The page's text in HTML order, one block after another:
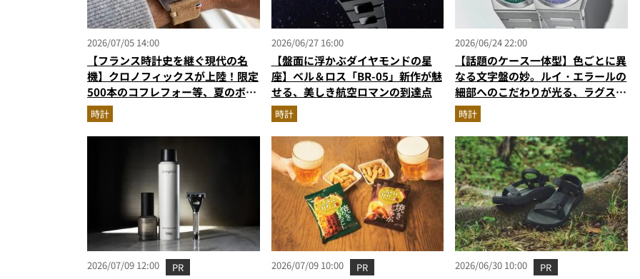
2026/07/05 14:00
【フランス時計史を継ぐ現代の名
機】クロノフィックスが上陸！限定
500本のコフレフォー等、夏のボー
ナスで狙う新作
時計
2026/06/27 16:00
【盤面に浮かぶダイヤモンドの星
座】ベル＆ロス「BR-05」新作が魅
せる、美しき航空ロマンの到達点
時計
2026/06/24 22:00
【話題のケース一体型】色ごとに異
なる文字盤の妙。ルイ・エラールの
細部へのこだわりが光る、ラグスポ
の新星「2340」
時計
2026/07/09 12:00 PR 2026/07/09 10:00 PR 2026/06/30 10:00 PR